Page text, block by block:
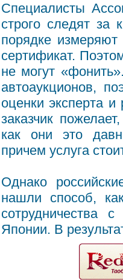
Специалисты
строго следят за
порядке
сертификат.
не могут
автоаукционов,
оценки эксперта
заказчик
как они это
причем услуга
Однако
нашли способ,
сотрудничества
Японии. В